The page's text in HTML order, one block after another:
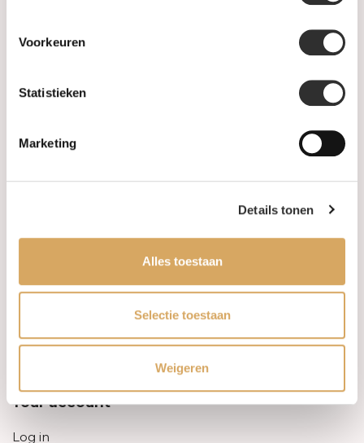
Voorkeuren
Statistieken
Marketing
Details tonen
Alles toestaan
Selectie toestaan
Weigeren
Leveringsvoorwaarden
Privacy Policy
Your account
Log in